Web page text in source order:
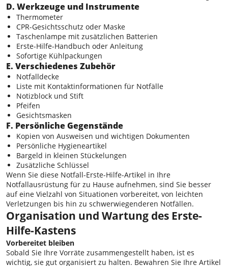
D. Werkzeuge und Instrumente
Thermometer
CPR-Gesichtsschutz oder Maske
Taschenlampe mit zusätzlichen Batterien
Erste-Hilfe-Handbuch oder Anleitung
Sofortige Kühlpackungen
E. Verschiedenes Zubehör
Notfalldecke
Liste mit Kontaktinformationen für Notfälle
Notizblock und Stift
Pfeifen
Gesichtsmasken
F. Persönliche Gegenstände
Kopien von Ausweisen und wichtigen Dokumenten
Persönliche Hygieneartikel
Bargeld in kleinen Stückelungen
Zusätzliche Schlüssel
Wenn Sie diese Notfall-Erste-Hilfe-Artikel in Ihre
Notfallausrüstung für zu Hause aufnehmen, sind Sie besser
auf eine Vielzahl von Situationen vorbereitet, von leichten
Verletzungen bis hin zu schwerwiegenderen Notfällen.
Organisation und Wartung des Erste-
Hilfe-Kastens
Vorbereitet bleiben
Sobald Sie Ihre Vorräte zusammengestellt haben, ist es
wichtig, sie gut organisiert zu halten. Bewahren Sie Ihre Artikel